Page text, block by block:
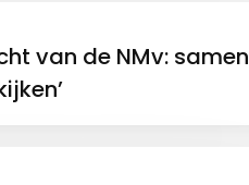
van de NMv: samen